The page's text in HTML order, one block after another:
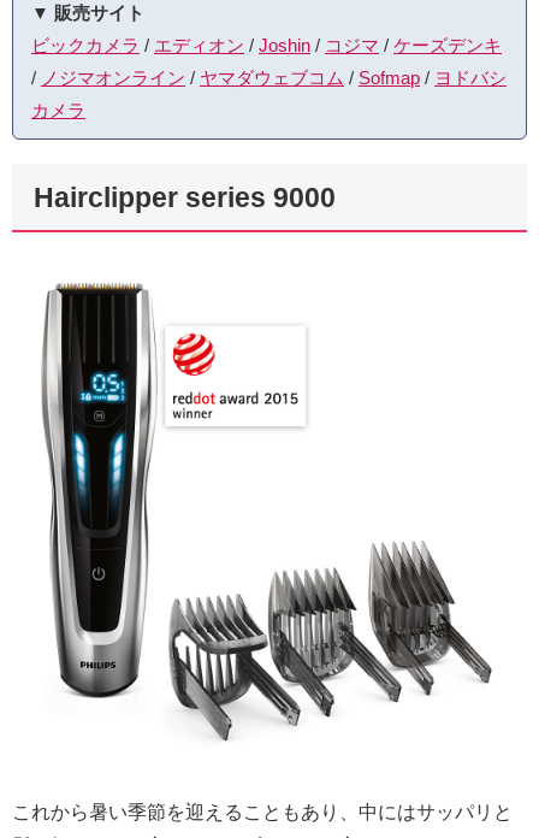
▼ 販売サイト
ビックカメラ / エディオン / Joshin / コジマ / ケーズデンキ
/ ノジマオンライン / ヤマダウェブコム / Sofmap / ヨドバシ
カメラ
Hairclipper series 9000
これから暑い季節を迎えることもあり、中にはサッパリと